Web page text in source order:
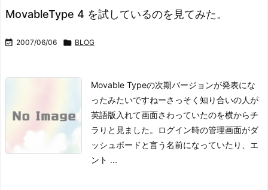
MovableType 4 を試しているのを見てみた。
 2007/06/06  BLOG
Movable Typeの次期バージョンが発表にな
ったみたいですねーさっそく知り合いの人が
英語版入れて画面さわっていたのを横からチ
ラりと見ました。
ログイン時の管理画面がダ
ッシュボードと言う名前になっていたり、エ
ント ...